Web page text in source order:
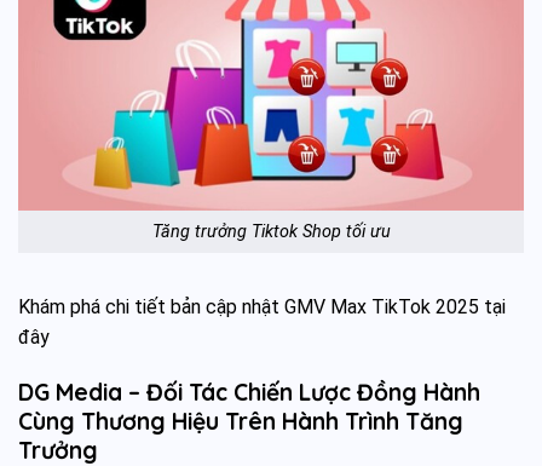
Tăng trưởng Tiktok Shop tối ưu
Khám phá chi tiết bản cập nhật GMV Max TikTok 2025 tại
đây
DG Media – Đối Tác Chiến Lược Đồng Hành
Cùng Thương Hiệu Trên Hành Trình Tăng
Trưởng